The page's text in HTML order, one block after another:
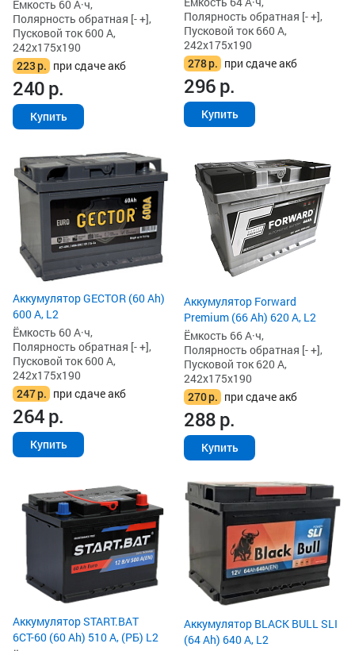
Ёмкость 60 А·ч,
Полярность обратная [- +],
Пусковой ток 600 А,
242x175x190
223р. при сдаче акб
240р.
Купить
Полярность обратная [- +],
Пусковой ток 660 А,
242x175x190
278р. при сдаче акб
296р.
Купить
Аккумулятор GECTOR (60 Ah)
600 А, L2
Ёмкость 60 А·ч,
Полярность обратная [- +],
Пусковой ток 600 А,
242x175x190
247р. при сдаче акб
264р.
Купить
Аккумулятор Forward
Premium (66 Ah) 620 А, L2
Ёмкость 66 А·ч,
Полярность обратная [- +],
Пусковой ток 620 А,
242x175x190
270р. при сдаче акб
288р.
Купить
Аккумулятор START.BAT
6СТ-60 (60 Ah) 510 А, (РБ) L2
Аккумулятор BLACK BULL SLI
(64 Ah) 640 А, L2